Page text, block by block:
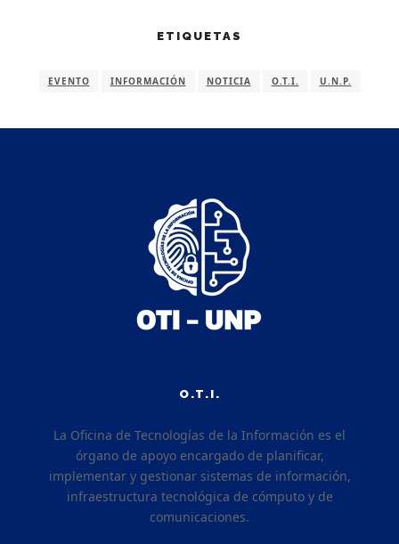
ETIQUETAS
EVENTO INFORMACIÓN NOTICIA O.T.I. U.N.P.
O.T.I.
La Oficina de Tecnologías de la Información es el
órgano de apoyo encargado de planificar,
implementar y gestionar sistemas de información,
infraestructura tecnológica de cómputo y de
comunicaciones.